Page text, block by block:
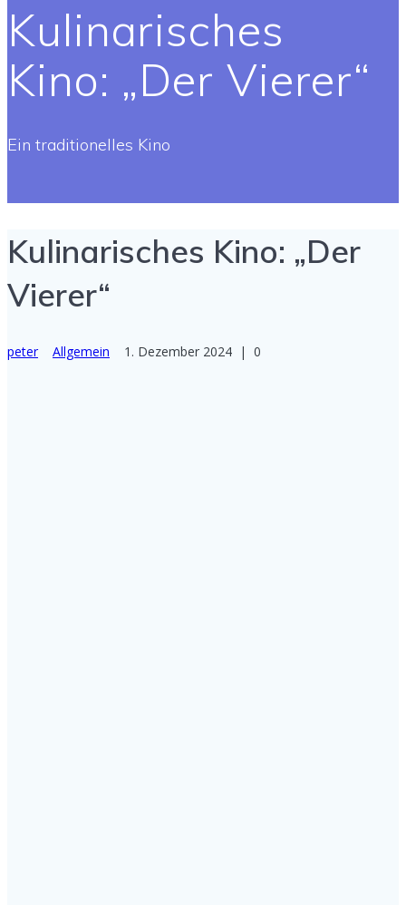
Kulinarisches
Kino: „Der Vierer“
Ein traditionelles Kino
Kulinarisches Kino: „Der
Vierer“
peter Allgemein 1. Dezember 2024 | 0